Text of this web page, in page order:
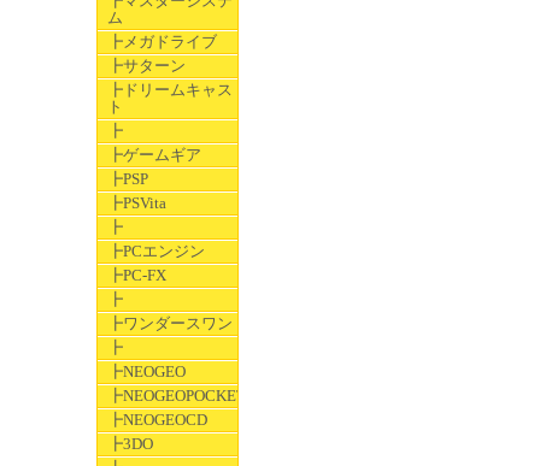
ム
┣メガドライブ
┣サターン
┣ドリームキャス
ト
┣
┣ゲームギア
┣PSP
┣PSVita
┣
┣PCエンジン
┣PC-FX
┣
┣ワンダースワン
┣
┣NEOGEO
┣NEOGEOPOCKET
┣NEOGEOCD
┣3DO